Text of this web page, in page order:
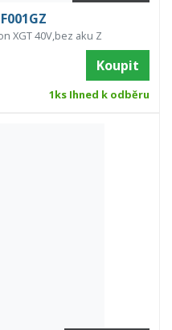
XGT 40V,bez aku Z
Koupit
1ks Ihned k odběru